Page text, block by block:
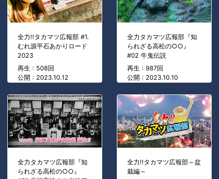
全力!!タカマツ広報部 #1.
むれ源平石あかりロード
2023
再生 : 508回
公開 : 2023.10.12
全力タカマツ広報部『知
られざる高松の○○』
#02 牛鬼伝説
再生 : 987回
公開 : 2023.10.10
全力タカマツ広報部『知
られざる高松の○○』
全力!!タカマツ広報部～盆
栽編～